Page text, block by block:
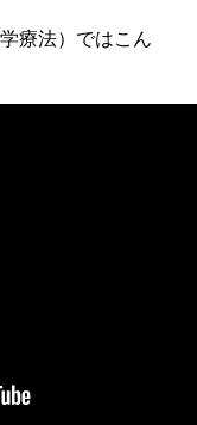
療法）ではこん